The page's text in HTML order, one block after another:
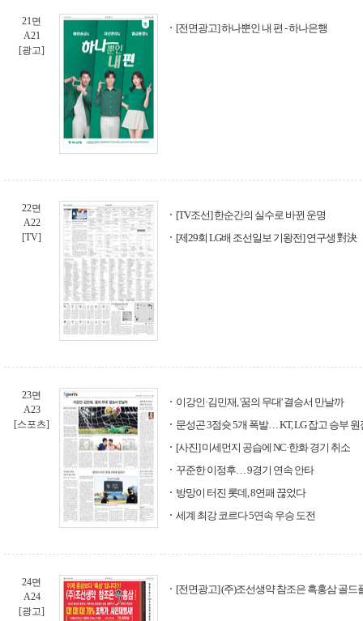
21면
A21
[광고]
[전면광고] 하나뿐인 내 편 - 하나은행
22면
A22
[TV]
[TV조선] 한순간의 실수로 바뀐 운명
[제29회 LG배 조선일보 기왕전] 연구생 對決
23면
A23
[스포츠]
이강인·김민재, '꿈의 무대' 결승서 만날까
문성곤 3점슛 5개 폭발… KT, LG 잡고 승부 원
[사진] 미세먼지 공습에 NC·한화 경기 취소
꾸준한 이정후… 9경기 연속 안타
방망이 터진 롯데, 8연패 끊었다
세계 최강 코르다 5연속 우승 도전
24면
A24
[광고]
[전면광고] (주)조선생약 참조은 흑홍삼 골드